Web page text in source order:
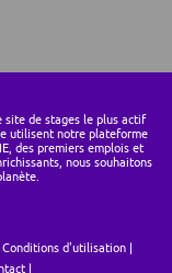
site de stages le plus actif
utilisent notre plateforme
des premiers emplois et
nous souhaitons
Conditions d'utilisation